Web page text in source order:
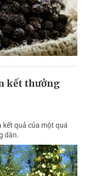
kết thưởng
quả của một quá
dân.